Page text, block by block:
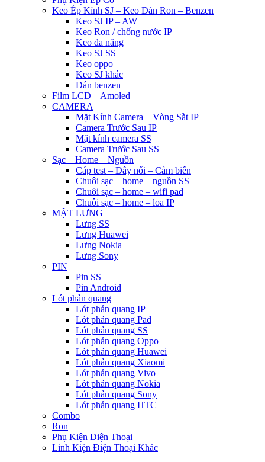
Keo Ép Kính SJ – Keo Dán Ron – Benzen
Keo SJ IP – AW
Keo Ron / chống nước IP
Keo đa năng
Keo SJ SS
Keo oppo
Keo SJ khác
Dán benzen
Film LCD – Amoled
CAMERA
Mặt Kính Camera – Vòng Sắt IP
Camera Trước Sau IP
Mặt kính camera SS
Camera Trước Sau SS
Sạc – Home – Nguồn
Cáp test – Dây nối – Cảm biến
Chuôi sạc – home – nguồn SS
Chuôi sạc – home – wifi pad
Chuôi sạc – home – loa IP
MẶT LƯNG
Lưng SS
Lưng Huawei
Lưng Nokia
Lưng Sony
PIN
Pin SS
Pin Android
Lót phản quang
Lót phản quang IP
Lót phản quang Pad
Lót phản quang SS
Lót phản quang Oppo
Lót phản quang Huawei
Lót phản quang Xiaomi
Lót phản quang Vivo
Lót phản quang Nokia
Lót phản quang Sony
Lót phản quang HTC
Combo
Ron
Phụ Kiện Điện Thoại
Linh Kiện Điện Thoại Khác